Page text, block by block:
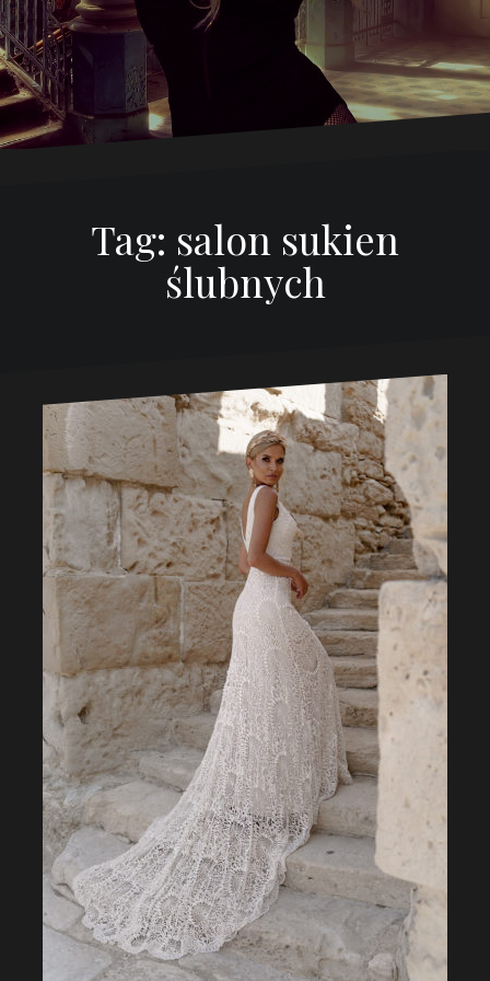
Tag: salon sukien
ślubnych